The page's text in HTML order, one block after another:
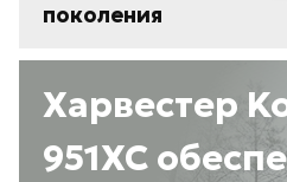
поколения
Харвестер
951XC